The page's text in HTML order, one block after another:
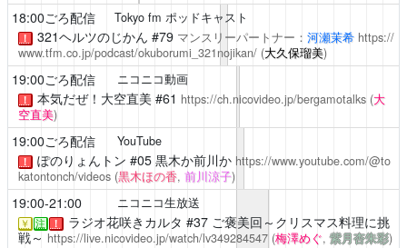
18:00ごろ配信 Tokyo fm ポッドキャスト
！ 321ヘルツのじかん #79 マンスリーパートナー： 河瀬茉希 https://
www.tfm.co.jp/podcast/okuborumi_321nojikan/ (大久保瑠美)
19:00ごろ配信 ニコニコ動画
！ 本気だぜ！大空直美 #61 https://ch.nicovideo.jp/bergamotalks (大
空直美)
19:00ごろ配信 YouTube
！ ぽのりょんトン #05 黒木か前川か https://www.youtube.com/@to
katontonch/videos (黒木ほの香, 前川涼子)
19:00-21:00 ニコニコ生放送
￥ 注 ！ ラジオ花咲きカルタ #37 ご褒美回～クリスマス料理に挑
戦～ https://live.nicovideo.jp/watch/lv349284547 (梅澤めぐ,紫月杏朱彩)